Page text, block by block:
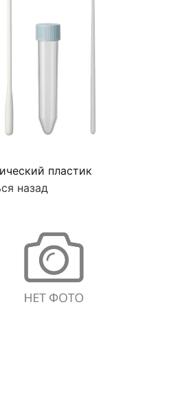
пластик
назад